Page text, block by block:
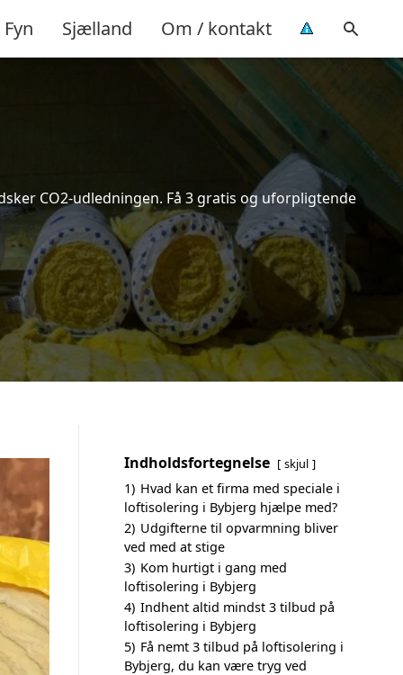
Fyn Sjælland Om / kontakt
CO2-udledningen. Få 3 gratis og uforpligtende
Indholdsfortegnelse skjul
1) Hvad kan et firma med speciale i
loftisolering i Bybjerg hjælpe med?
2) Udgifterne til opvarmning bliver
ved med at stige
3) Kom hurtigt i gang med
loftisolering i Bybjerg
4) Indhent altid mindst 3 tilbud på
loftisolering i Bybjerg
5) Få nemt 3 tilbud på loftisolering i
Bybjerg, du kan være tryg ved